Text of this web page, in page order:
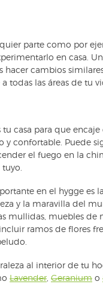
parte como por
en casa.
hacer cambios
todas las áreas de tu
casa para que
y confortable. Puede
el fuego en la
en el hygge es
y la maravilla del
mullidas, muebles de
ramos de flores
al interior de tu
Lavender Geranium o